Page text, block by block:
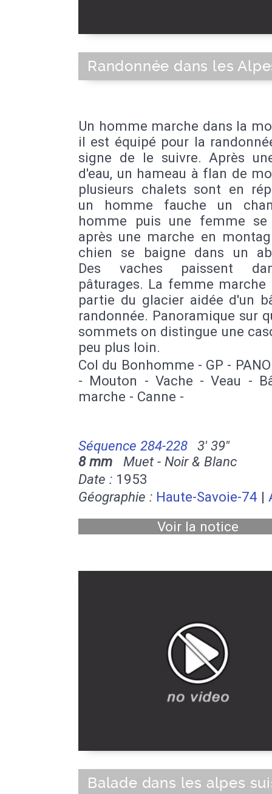
Randonnée dans les
Un homme marche dans la
il est équipé pour la
signe de le suivre. Après
d'eau, un hameau à flan de
plusieurs chalets sont en
un homme fauche un
homme puis une femme se
après une marche en
chien se baigne dans un
Des vaches paissent
pâturages. La femme marche
partie du glacier aidée d'un
randonnée. Panoramique sur
sommets on distingue une
peu plus loin.
Col du Bonhomme - GP -
- Mouton - Vache - Veau -
marche - Canne -
Séquence 284-228
3' 39''
8 mm Muet - Noir & Blanc
Date : 1953
Géographie : Haute-Savoie-74 |
Voir la notice
Balade dans les alpes